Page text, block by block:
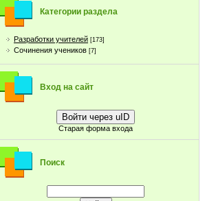
Категории раздела
Разработки учителей [173]
Сочинения учеников [7]
Вход на сайт
Войти через uID
Старая форма входа
Поиск